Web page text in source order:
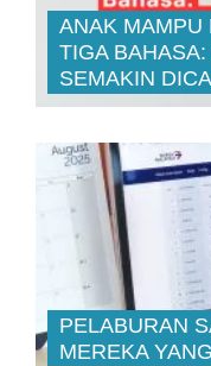
ANAK MAMPU
TIGA
SEMAKIN
PELABURAN
MEREKA